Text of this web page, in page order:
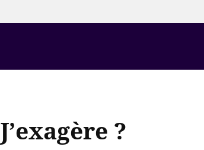
J’exagère ?